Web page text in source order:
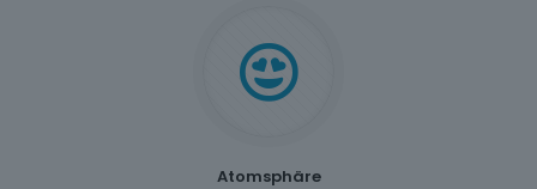
Atomsphäre